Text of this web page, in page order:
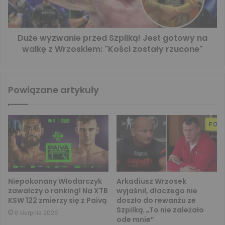
Duże wyzwanie przed Szpilką! Jest gotowy na
walkę z Wrzoskiem: "Kości zostały rzucone"
Powiązane artykuły
Niepokonany Włodarczyk
zawalczy o ranking! Na XTB
KSW 122 zmierzy się z Paivą
6 sierpnia 2026
Arkadiusz Wrzosek
wyjaśnił, dlaczego nie
doszło do rewanżu ze
Szpilką. „To nie zależało
ode mnie”